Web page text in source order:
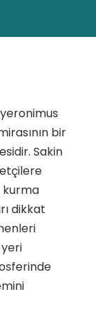
bir
Sakin
kurma
dikkat